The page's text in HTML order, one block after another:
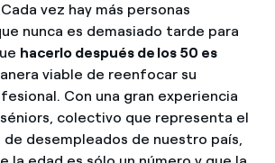
Cada vez hay más personas
nunca es demasiado tarde para
hacerlo después de los 50 es
viable de reenfocar su
Con una gran experiencia
colectivo que representa el
desempleados de nuestro país,